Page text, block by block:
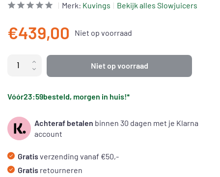
Merk: Kuvings Bekijk alles Slowjuicers
€439,00 Niet op voorraad
Niet op voorraad
Vóór23:59besteld, morgen in huis!*
Achteraf betalen binnen 30 dagen met je Klarna
account
Gratisverzending vanaf €50,-
Gratis retourneren